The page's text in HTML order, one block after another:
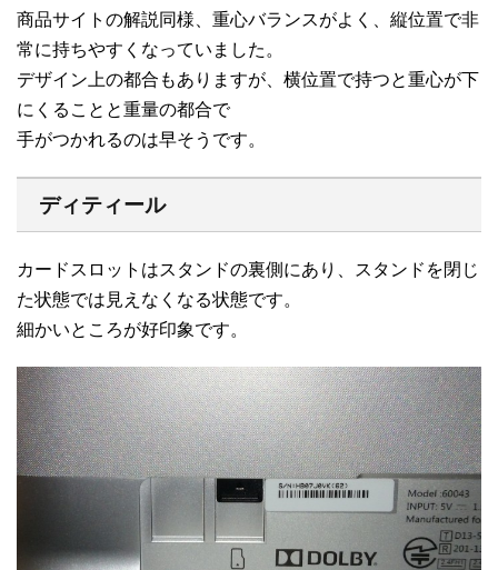
商品サイトの解説同様、重心バランスがよく、縦位置で非
常に持ちやすくなっていました。
デザイン上の都合もありますが、横位置で持つと重心が下
にくることと重量の都合で
手がつかれるのは早そうです。
ディティール
カードスロットはスタンドの裏側にあり、スタンドを閉じ
た状態では見えなくなる状態です。
細かいところが好印象です。